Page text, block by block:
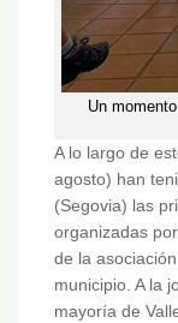
Un
A lo largo de
agosto) han
(Segovia) las
organizadas
de la
municipio. A la
mayoría de